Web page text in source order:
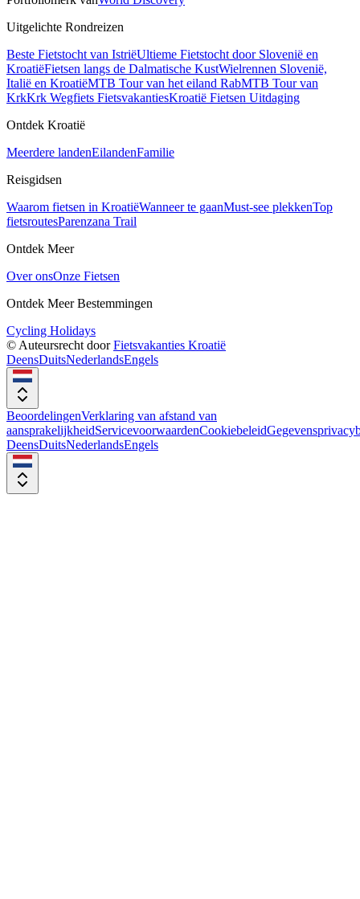
Uitgelichte Rondreizen
Beste Fietstocht van IstriëUltieme Fietstocht door Slovenië en
KroatiëFietsen langs de Dalmatische KustWielrennen Slovenië,
Italië en KroatiëMTB Tour van het eiland RabMTB Tour van
KrkKrk Wegfiets FietsvakantiesKroatië Fietsen Uitdaging
Ontdek Kroatië
Meerdere landenEilandenFamilie
Reisgidsen
Waarom fietsen in KroatiëWanneer te gaanMust-see plekkenTop
fietsroutesParenzana Trail
Ontdek Meer
Over onsOnze Fietsen
Ontdek Meer Bestemmingen
Cycling Holidays
© Auteursrecht door Fietsvakanties Kroatië
DeensDuitsNederlandsEngels
BeoordelingenVerklaring van afstand van
aansprakelijkheidServicevoorwaardenCookiebeleid
DeensDuitsNederlandsEngels